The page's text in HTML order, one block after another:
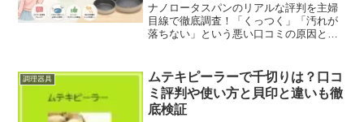
ナノロータスパンのリアルな評判を主婦
目線で徹底調査！「くっつく」「汚れが
落ちない」という悪い口コミの原因と簡
たメリットや製品仕様、一番安心でお得
に買えるショップの選び方まで、納得の
情報を凝縮しました。
調理器具
ムテキピーラーで千切りは？口コ
ミ評判や使い方と貝印と違いも徹
底検証